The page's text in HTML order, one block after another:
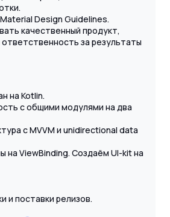
Design Guidelines.
качественный продукт,
за результаты
на Kotlin.
с общими модулями на два
с MVVM и unidirectional data
на ViewBinding. Создаём UI-kit на
и поставки релизов.